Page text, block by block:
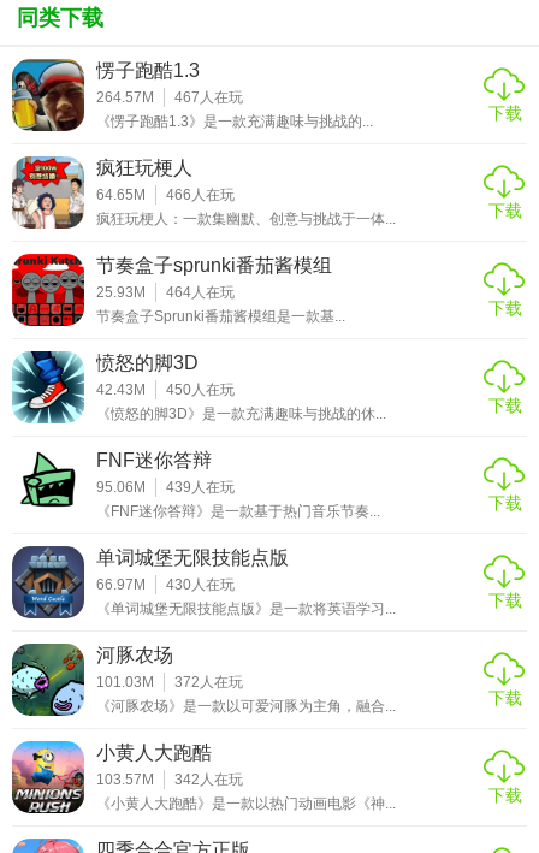
同类下载
愣子跑酷1.3
264.57M 467 人在玩
《愣子跑酷1.3》是一款充满趣味与挑战的...
下载
疯狂玩梗人
64.65M 466 人在玩
疯狂玩梗人：一款集幽默、创意与挑战于一体...
下载
节奏盒子sprunki番茄酱模组
25.93M 464人在玩
节奏盒子Sprunki番茄酱模组是一款基...
下载
愤怒的脚3D
42.43M 450人在玩
《愤怒的脚3D》是一款充满趣味与挑战的休...
下载
FNF迷你答辩
95.06M 439 人在玩
《FNF迷你答辩》是一款基于热门音乐节奏...
下载
单词城堡无限技能点版
66.97M 430人在玩
《单词城堡无限技能点版》是一款将英语学习...
下载
河豚农场
101.03M 372 人在玩
《河豚农场》是一款以可爱河豚为主角，融合...
下载
小黄人大跑酷
103.57M 342 人在玩
《小黄人大跑酷》是一款以热门动画电影《神...
下载